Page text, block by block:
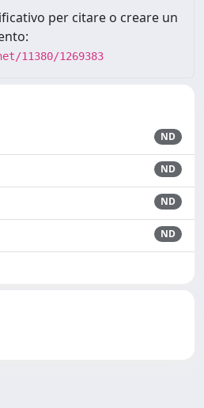
per citare o creare un
11380/1269383
ND
ND
ND
ND